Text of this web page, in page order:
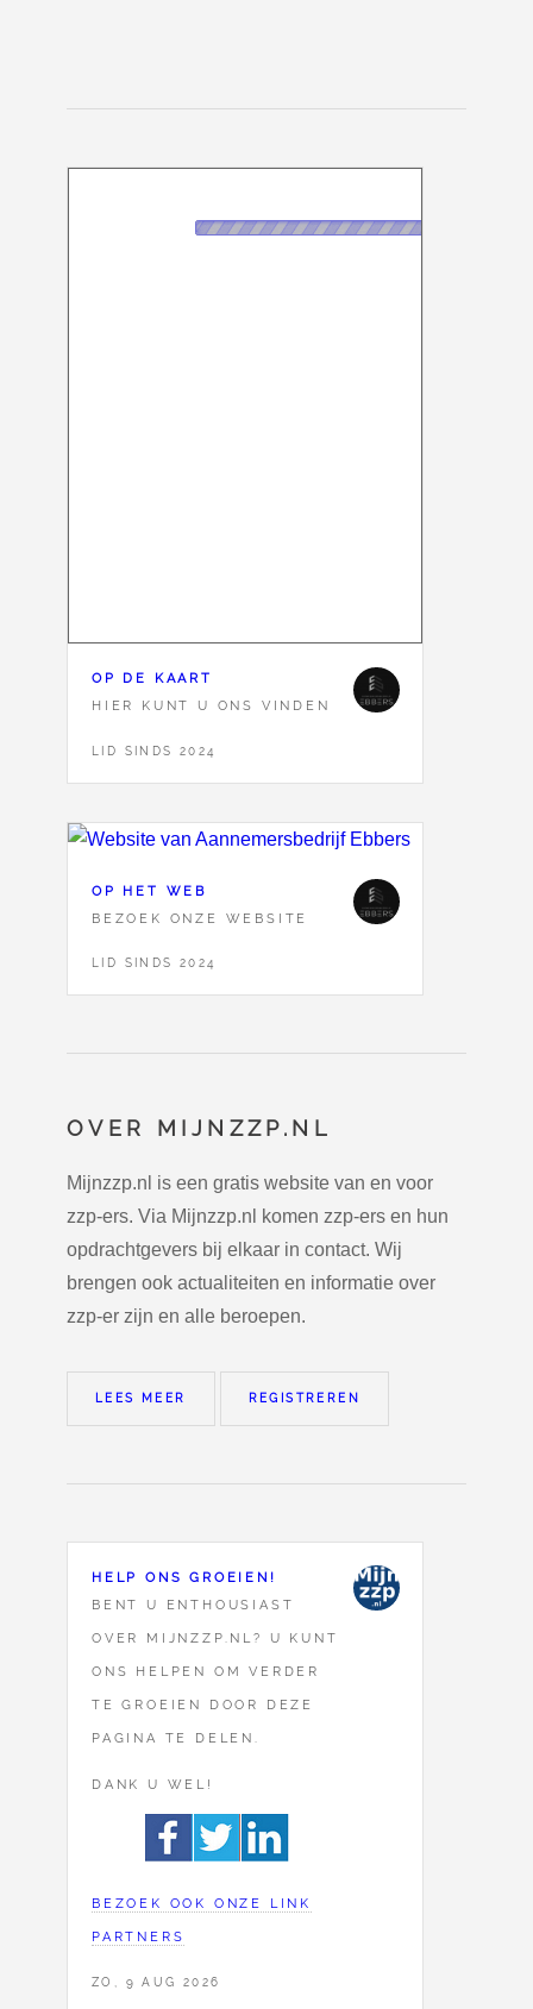
OP DE KAART
HIER KUNT U ONS VINDEN
LID SINDS 2024
OP HET WEB
BEZOEK ONZE WEBSITE
LID SINDS 2024
OVER MIJNZZP.NL
Mijnzzp.nl is een gratis website van en voor
zzp-ers. Via Mijnzzp.nl komen zzp-ers en hun
opdrachtgevers bij elkaar in contact. Wij
brengen ook actualiteiten en informatie over
zzp-er zijn en alle beroepen.
LEES MEER REGISTREREN
HELP ONS GROEIEN!
BENT U ENTHOUSIAST
OVER MIJNZZP.NL? U KUNT
ONS HELPEN OM VERDER
TE GROEIEN DOOR DEZE
PAGINA TE DELEN.
DANK U WEL!
BEZOEK OOK ONZE LINK
PARTNERS
ZO, 9 AUG 2026